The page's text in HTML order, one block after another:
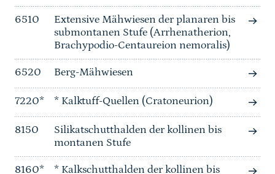
6510
Extensive Mähwiesen der planaren bis
submontanen Stufe (Arrhenatherion,
Brachypodio-Centaureion nemoralis)
6520 Berg-Mähwiesen
7220* * Kalktuff-Quellen (Cratoneurion)
8150
Silikatschutthalden der kollinen bis
montanen Stufe
8160*
* Kalkschutthalden der kollinen bis